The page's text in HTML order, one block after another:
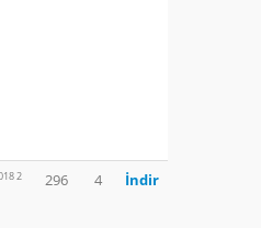
2 296 4 İndir